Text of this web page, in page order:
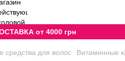
от 4000 грн
для волос Витаминные